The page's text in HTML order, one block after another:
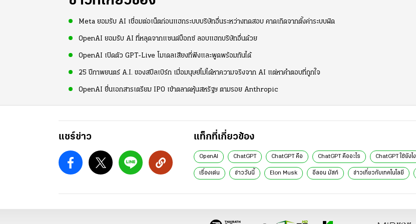
Meta ยอมรับ AI เชื่อมต่อเน็ตก่อนแฮกระบบบริษัทอื่นระหว่างทดสอบ คาดเกิดจากตั้งค่าระบบผิด
OpenAI ยอมรับ AI ที่หลุดจากแซนด์บ็อกซ์ ลอบแฮกบริษัทอื่นด้วย
OpenAI เปิดตัว GPT-Live โมเดลเสียงที่ฟังและพูดพร้อมกันได้
25 ปีภาพยนตร์ A.I. ของสปีลเบิร์ก เมื่อมนุษย์ไม่ได้หาความจริงจาก AI แต่หาคำตอบที่ถูกใจ
OpenAI ยื่นเอกสารเตรียม IPO เข้าตลาดหุ้นสหรัฐฯ ตามรอย Anthropic
แชร์ข่าว แท็กที่เกี่ยวข้อง
OpenAI ChatGPT ChatGPT คือ ChatGPT คืออะไร ChatGPT ใช้ยังไง
เรื่องเด่น ข่าววันนี้ Elon Musk อีลอน มัสก์ ข่าวเกี่ยวกับเทคโนโลยี